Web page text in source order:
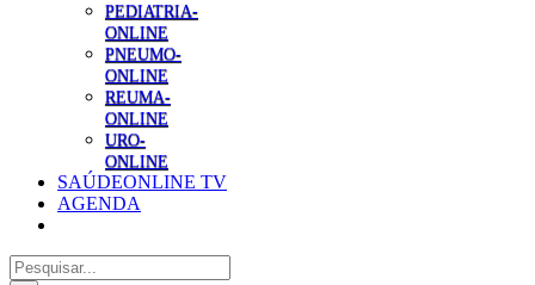
PEDIATRIA-
ONLINE
PNEUMO-
ONLINE
REUMA-
ONLINE
URO-
ONLINE
SAÚDEONLINE TV
AGENDA
Pesquisar